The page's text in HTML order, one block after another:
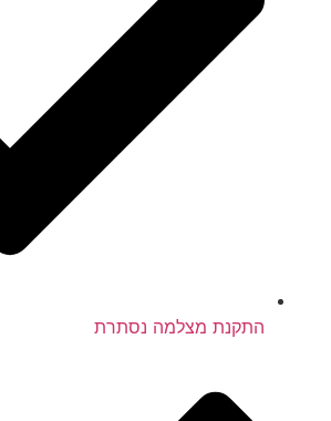
התקנת מצלמה נסתרת